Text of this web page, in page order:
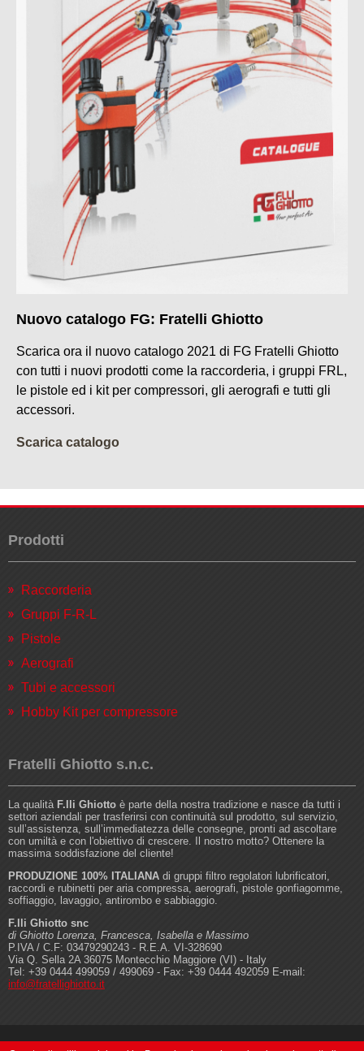
Nuovo catalogo FG: Fratelli Ghiotto
Scarica ora il nuovo catalogo 2021 di FG Fratelli Ghiotto
con tutti i nuovi prodotti come la raccorderia, i gruppi FRL,
le pistole ed i kit per compressori, gli aerografi e tutti gli
accessori.
Scarica catalogo
Prodotti
Raccorderia
Gruppi F-R-L
Pistole
Aerografi
Tubi e accessori
Hobby Kit per compressore
Fratelli Ghiotto s.n.c.
La qualità F.lli Ghiotto è parte della nostra tradizione e nasce da tutti i
settori aziendali per trasferirsi con continuità sul prodotto, sul servizio,
sull’assistenza, sull’immediatezza delle consegne, pronti ad ascoltare
con umiltà e con l'obiettivo di crescere. Il nostro motto? Ottenere la
massima soddisfazione del cliente!
PRODUZIONE 100% ITALIANA di gruppi filtro regolatori lubrificatori,
raccordi e rubinetti per aria compressa, aerografi, pistole gonfiagomme,
soffiaggio, lavaggio, antirombo e sabbiaggio.
F.lli Ghiotto snc
di Ghiotto Lorenza, Francesca, Isabella e Massimo
P.IVA / C.F: 03479290243 - R.E.A. VI-328690
Via Q. Sella 2A 36075 Montecchio Maggiore (VI) - Italy
Tel: +39 0444 499059 / 499069 - Fax: +39 0444 492059 E-mail:
info@fratellighiotto.it